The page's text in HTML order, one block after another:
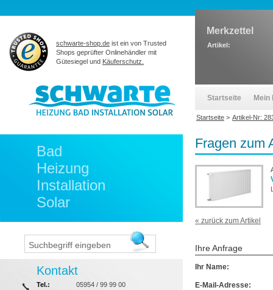
Fragen zum
« zurück zum Artikel
Ihre Anfrage
Ihr Name:
E-Mail-Adresse:
Bad
Heizung
Installation
Solar
Kontakt
Tel.:
05954 / 99 99 00
schwarte-shop.de ist ein von Trusted
Shops geprüfter Onlinehändler mit
Gütesiegel und Käuferschutz.
Merkzettel
Artikel:
Startseite Mein
Startseite > Artikel-Nr: